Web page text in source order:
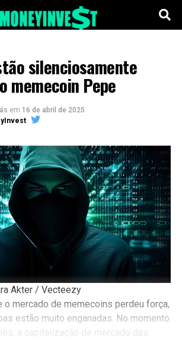
silenciosamente
memecoin Pepe
em 16 de abril de 2025
Akter / Vecteezy
o mercado de memecoins perdeu força,
estão muito enganadas. No momento
a capitalização de mercado das